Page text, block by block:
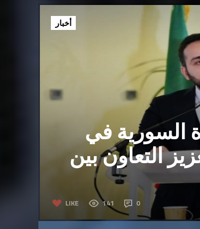
السورية في
التعاون بين
LIKE 141 0
أخبار